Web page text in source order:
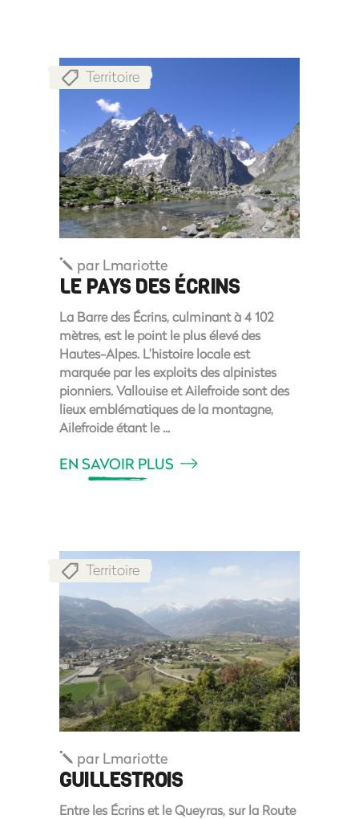
Territoire
par Lmariotte
LE PAYS DES ÉCRINS
La Barre des Écrins, culminant à 4 102
mètres, est le point le plus élevé des
Hautes-Alpes. L’histoire locale est
marquée par les exploits des alpinistes
pionniers. Vallouise et Ailefroide sont des
lieux emblématiques de la montagne,
Ailefroide étant le
EN SAVOIR PLUS
Territoire
par Lmariotte
GUILLESTROIS
Entre les Écrins et le Queyras, sur la Route